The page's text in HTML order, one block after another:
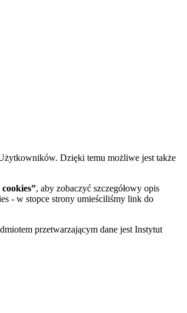
Dzięki temu możliwe jest także
, aby zobaczyć szczegółowy opis
- w stopce strony umieściliśmy link do
przetwarzającym dane jest Instytut